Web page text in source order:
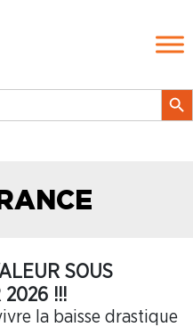
Search
SOUS
2026 !!!
la baisse drastique